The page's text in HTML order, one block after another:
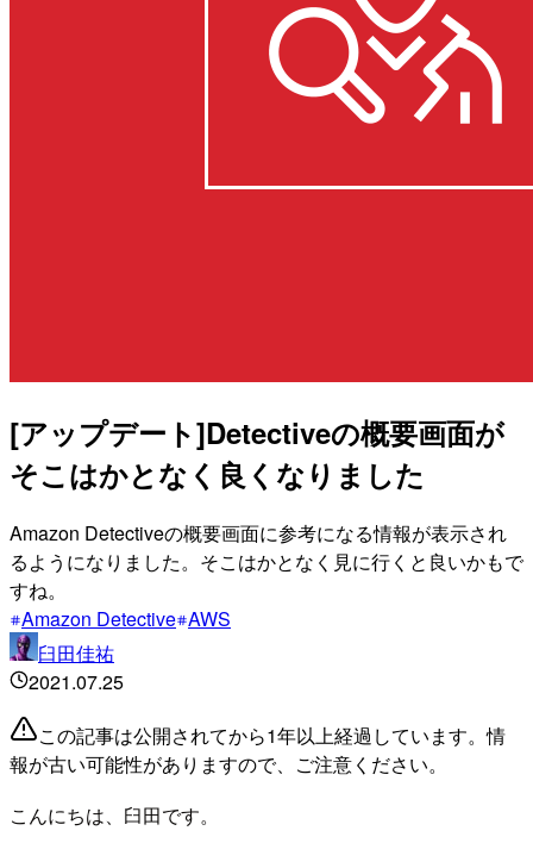
[アップデート]Detectiveの概要画面が
そこはかとなく良くなりました
Amazon Detectiveの概要画面に参考になる情報が表示され
るようになりました。そこはかとなく見に行くと良いかもで
すね。
Amazon Detective AWS
臼田佳祐
2021.07.25
この記事は公開されてから1年以上経過しています。情
報が古い可能性がありますので、ご注意ください。
こんにちは、臼田です。